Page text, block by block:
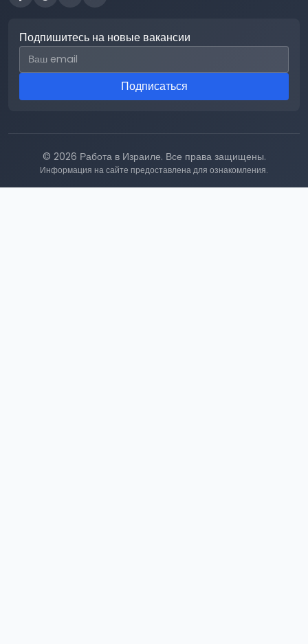
Подпишитесь на новые вакансии
Email для подписки
Подписаться
© 2026 Работа в Израиле. Все права защищены.
Информация на сайте предоставлена для ознакомления.